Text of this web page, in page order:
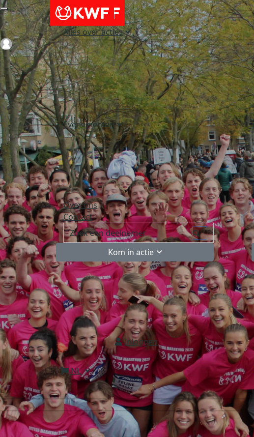
Alles over acties
Evenementen
Over ons
Contact
Kom in actie
Inloggen
NL
Login